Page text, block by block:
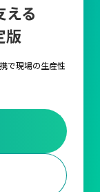
える
版
で現場の生産性